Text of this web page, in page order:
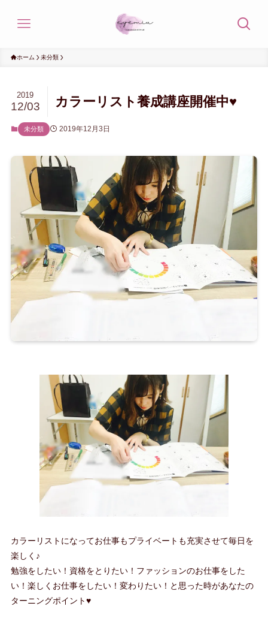
ホーム 未分類
カラーリスト養成講座開催中♥
2019
12/03
未分類 2019年12月3日
カラーリストになってお仕事もプライベートも充実させて毎日を
楽しく♪
勉強をしたい！資格をとりたい！ファッションのお仕事をした
い！楽しくお仕事をしたい！変わりたい！と思った時があなたの
ターニングポイント♥